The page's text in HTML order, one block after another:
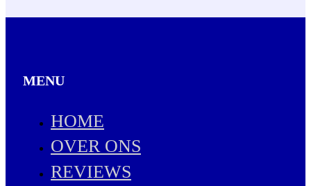
MENU
HOME
OVER ONS
REVIEWS